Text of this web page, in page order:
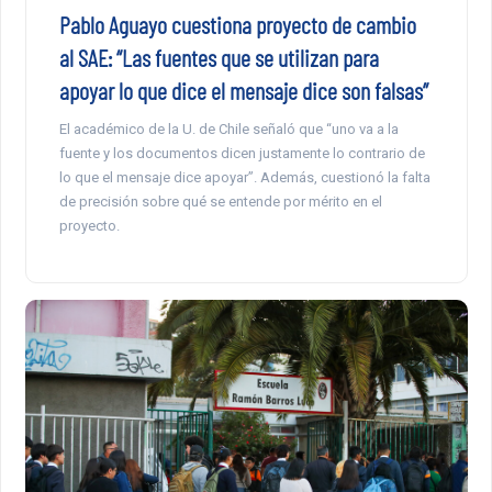
Pablo Aguayo cuestiona proyecto de cambio
al SAE: “Las fuentes que se utilizan para
apoyar lo que dice el mensaje dice son falsas”
El académico de la U. de Chile señaló que “uno va a la
fuente y los documentos dicen justamente lo contrario de
lo que el mensaje dice apoyar”. Además, cuestionó la falta
de precisión sobre qué se entende por mérito en el
proyecto.